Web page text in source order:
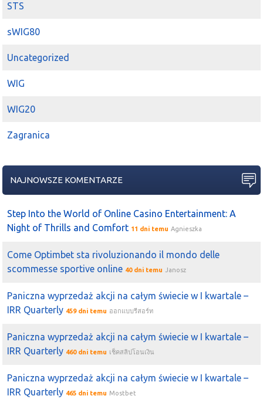
STS
sWIG80
Uncategorized
WIG
WIG20
Zagranica
NAJNOWSZE KOMENTARZE
Step Into the World of Online Casino Entertainment: A
Night of Thrills and Comfort 11 dni temu Agnieszka
Come Optimbet sta rivoluzionando il mondo delle
scommesse sportive online 40 dni temu Janosz
Paniczna wyprzedaż akcji na całym świecie w I kwartale –
IRR Quarterly 459 dni temu ออกแบบรีสอร์ท
Paniczna wyprzedaż akcji na całym świecie w I kwartale –
IRR Quarterly 460 dni temu เช็คสลิปโอนเงิน
Paniczna wyprzedaż akcji na całym świecie w I kwartale –
IRR Quarterly 465 dni temu Mostbet